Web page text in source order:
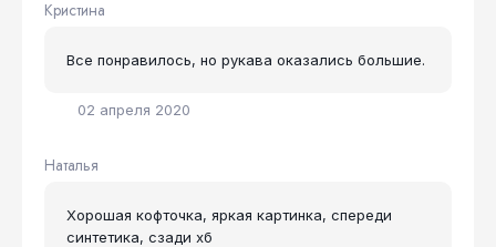
Кристина
02 апреля 2020
Все понравилось, но рукава оказались большие.
Наталья
Хорошая кофточка, яркая картинка, спереди
синтетика, сзади хб